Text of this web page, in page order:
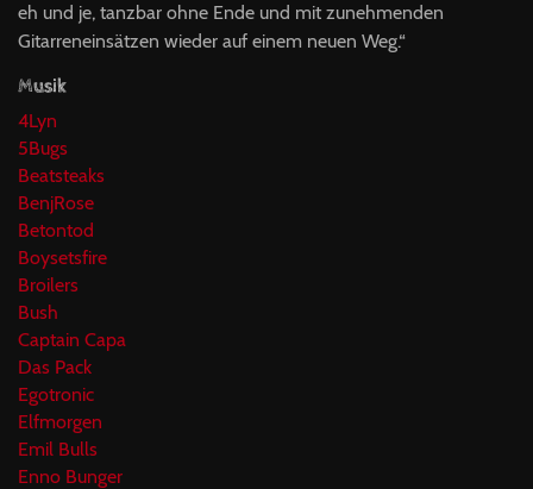
eh und je, tanzbar ohne Ende und mit zunehmenden
Gitarreneinsätzen wieder auf einem neuen Weg.“
Musik
4Lyn
5Bugs
Beatsteaks
BenjRose
Betontod
Boysetsfire
Broilers
Bush
Captain Capa
Das Pack
Egotronic
Elfmorgen
Emil Bulls
Enno Bunger